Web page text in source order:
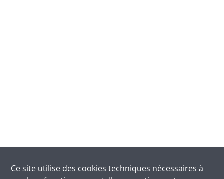
Ce site utilise des cookies techniques nécessaires à